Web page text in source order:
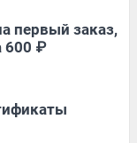
первый заказ,
600 ₽